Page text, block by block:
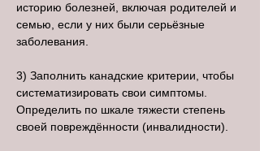
историю болезней, включая родителей и
семью, если у них были серьёзные
заболевания.
3) Заполнить канадские критерии, чтобы
систематизировать свои симптомы.
Определить по шкале тяжести степень
своей повреждённости (инвалидности).